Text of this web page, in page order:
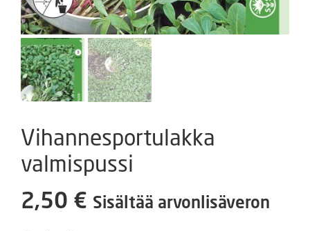
Vihannesportulakka
valmispussi
2,50 € Sisältää arvonlisäveron